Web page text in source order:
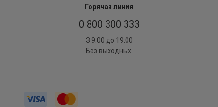
Горячая линия
0 800 300 333
З 9:00 до 19:00
Без выходных